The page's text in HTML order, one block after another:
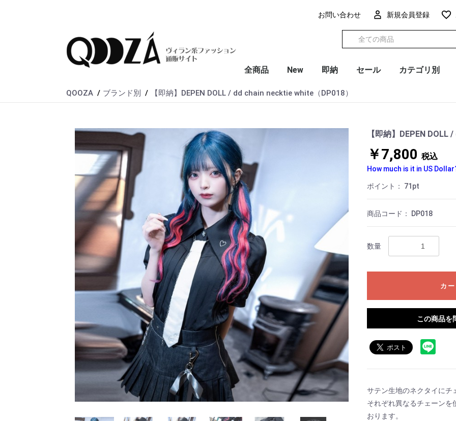
お問い合わせ 新規会員登録
全商品 New 即納 セール カテゴリ別
QOOZA ブランド別 【即納】DEPEN DOLL / dd chain necktie white（DP018）
【即納】DEPEN
￥7,800 税込
How much is it in US
ポイント： 71 pt
商品コード： DP018
数量
カ
この商品を
サテン生地のネクタイにチ
それぞれ異なるチェーンを
おります。